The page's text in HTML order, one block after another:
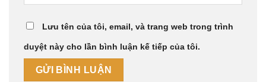
Lưu tên của tôi, email, và trang web trong trình
duyệt này cho lần bình luận kế tiếp của tôi.